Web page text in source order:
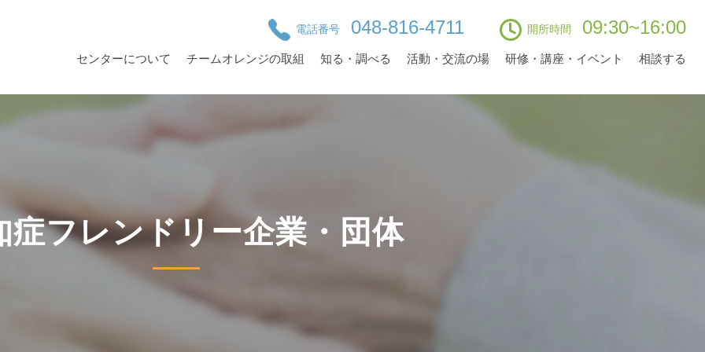
電話番号 048-816-4711 開所時間 09:30~16:00
センターについて チームオレンジの取組 知る・調べる 活動・交流の場 研修・講座・イベント 相談する
症フレンドリー企業・団体